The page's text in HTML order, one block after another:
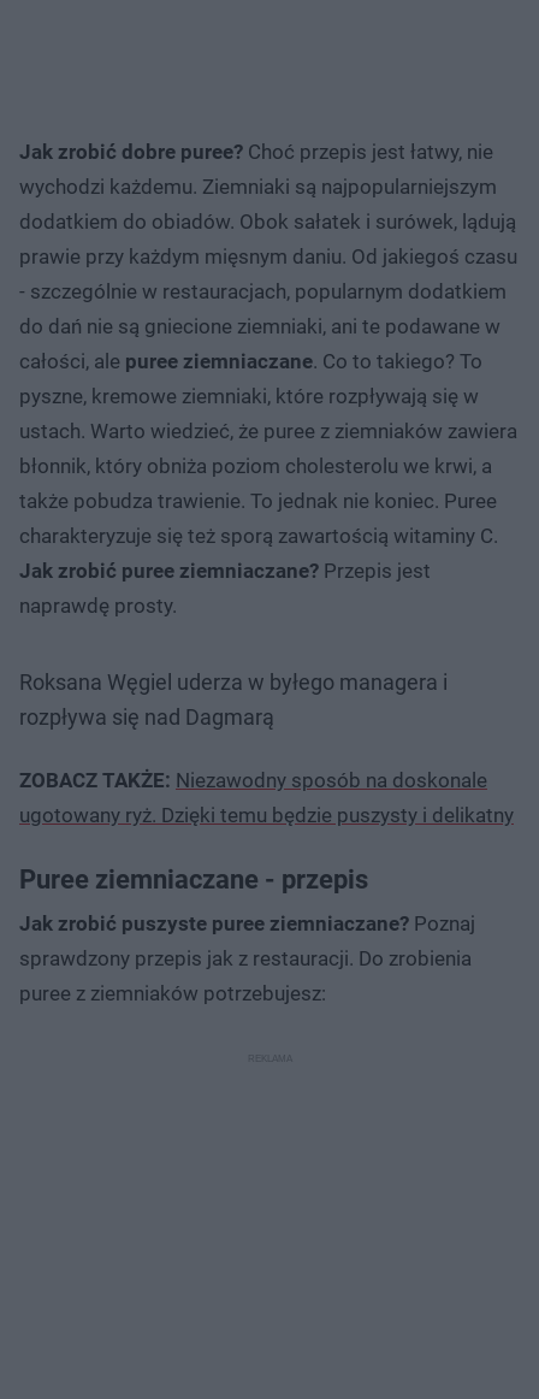
Jak zrobić dobre puree? Choć przepis jest łatwy, nie
wychodzi każdemu. Ziemniaki są najpopularniejszym
dodatkiem do obiadów. Obok sałatek i surówek, lądują
prawie przy każdym mięsnym daniu. Od jakiegoś czasu
- szczególnie w restauracjach, popularnym dodatkiem
do dań nie są gniecione ziemniaki, ani te podawane w
całości, ale puree ziemniaczane. Co to takiego? To
pyszne, kremowe ziemniaki, które rozpływają się w
ustach. Warto wiedzieć, że puree z ziemniaków zawiera
błonnik, który obniża poziom cholesterolu we krwi, a
także pobudza trawienie. To jednak nie koniec. Puree
charakteryzuje się też sporą zawartością witaminy C.
Jak zrobić puree ziemniaczane? Przepis jest
naprawdę prosty.
Roksana Węgiel uderza w byłego managera i
rozpływa się nad Dagmarą
ZOBACZ TAKŻE: Niezawodny sposób na doskonale
ugotowany ryż. Dzięki temu będzie puszysty i delikatny
Puree ziemniaczane - przepis
Jak zrobić puszyste puree ziemniaczane? Poznaj
sprawdzony przepis jak z restauracji. Do zrobienia
puree z ziemniaków potrzebujesz: